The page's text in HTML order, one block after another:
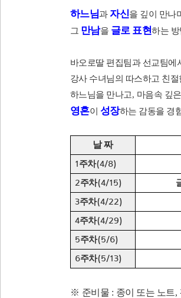
하느님과 자신을 깊이 만나
그 만남을 글로 표현하는
바오로딸 편집팀과 선교팀에
강사 수녀님의 따스하고 친
하느님을 만나고, 마음속 깊
영혼이 성장하는 감동을 경
날 짜
1 주차(4/8)
2주차(4/15)
3주차(4/22)
4주차(4/29)
5주차(5/6)
6주차(5/13)
※ 준비물 : 종이 또는 노트,